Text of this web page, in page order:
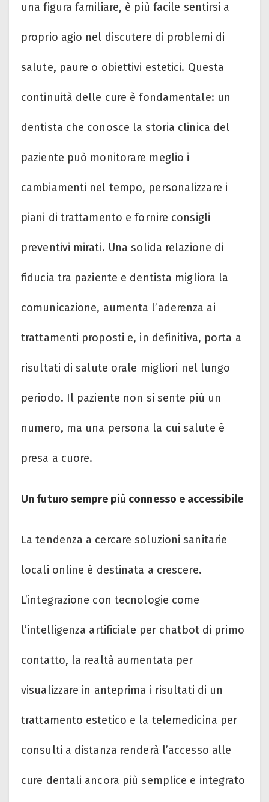
una figura familiare, è più facile sentirsi a
proprio agio nel discutere di problemi di
salute, paure o obiettivi estetici. Questa
continuità delle cure è fondamentale: un
dentista che conosce la storia clinica del
paziente può monitorare meglio i
cambiamenti nel tempo, personalizzare i
piani di trattamento e fornire consigli
preventivi mirati. Una solida relazione di
fiducia tra paziente e dentista migliora la
comunicazione, aumenta l’aderenza ai
trattamenti proposti e, in definitiva, porta a
risultati di salute orale migliori nel lungo
periodo. Il paziente non si sente più un
numero, ma una persona la cui salute è
presa a cuore.
Un futuro sempre più connesso e accessibile
La tendenza a cercare soluzioni sanitarie
locali online è destinata a crescere.
L’integrazione con tecnologie come
l’intelligenza artificiale per chatbot di primo
contatto, la realtà aumentata per
visualizzare in anteprima i risultati di un
trattamento estetico e la telemedicina per
consulti a distanza renderà l’accesso alle
cure dentali ancora più semplice e integrato